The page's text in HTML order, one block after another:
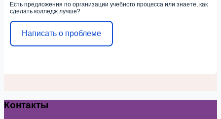
Есть предложения по организации учебного процесса или знаете, как
сделать колледж лучше?
Написать о проблеме
Контакты